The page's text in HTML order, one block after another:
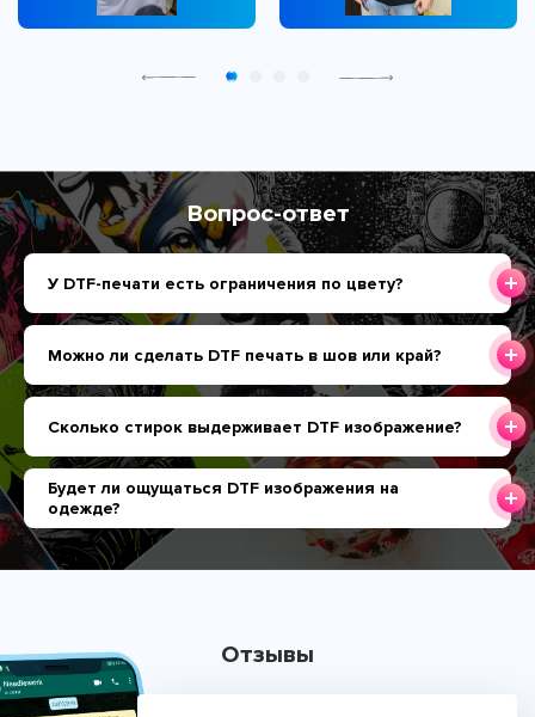
Вопрос-ответ
У DTF-печати есть ограничения по цвету?
Можно ли сделать DTF печать в шов или край?
Сколько стирок выдерживает DTF изображение?
Будет ли ощущаться DTF изображения на
одежде?
Отзывы